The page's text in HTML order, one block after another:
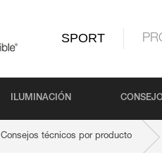
SPORT
ILUMINACIÓN
Consejos técnicos por producto